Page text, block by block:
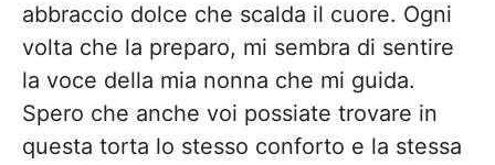
abbraccio dolce che scalda il cuore. Ogni
volta che la preparo, mi sembra di sentire
la voce della mia nonna che mi guida.
Spero che anche voi possiate trovare in
questa torta lo stesso conforto e la stessa